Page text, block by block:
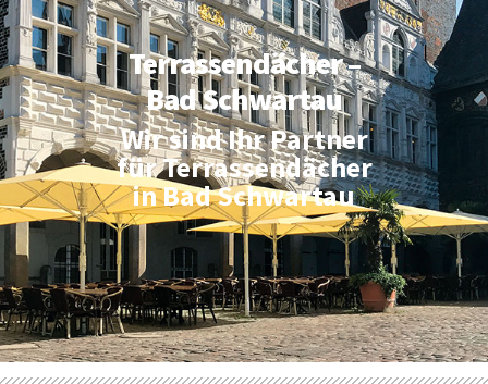
Terrassendächer –
Bad Schwartau
Wir sind Ihr Partner
für Terrassendächer
in Bad Schwartau